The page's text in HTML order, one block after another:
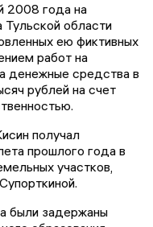
2008 года на
Тульской области
ею фиктивных
работ на
денежные средства в
рублей на счет
получал
прошлого года в
участков,
были задержаны